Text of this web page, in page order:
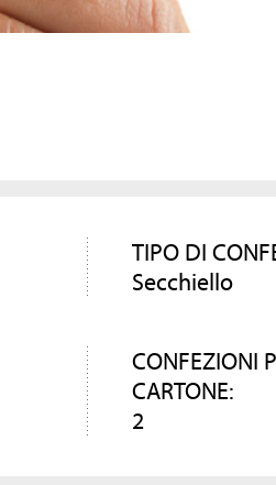
TIPO DI
Secchiello
CONFEZIONI
CARTONE:
2